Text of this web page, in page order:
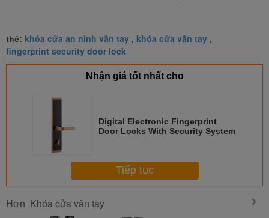
thẻ: khóa cửa an ninh vân tay , khóa cửa vân tay ,
fingerprint security door lock
Nhận giá tốt nhất cho
Digital Electronic Fingerprint
Door Locks With Security System
Tiếp tục
Hơn Khóa cửa vân tay